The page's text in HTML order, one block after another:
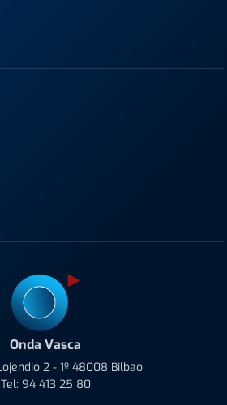
Onda Vasca
2 - 1º 48008 Bilbao
Tel: 94 413 25 80